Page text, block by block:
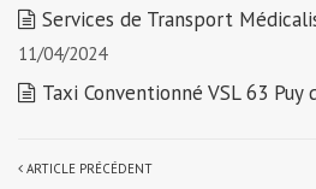
Services de Transport
11/04/2024
Taxi Conventionné VSL 63 Puy
ARTICLE PRÉCÉDENT